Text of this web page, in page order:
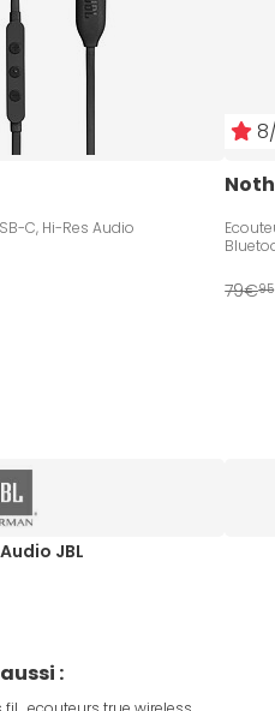
C, Hi-Res Audio
79€95
JBL
: